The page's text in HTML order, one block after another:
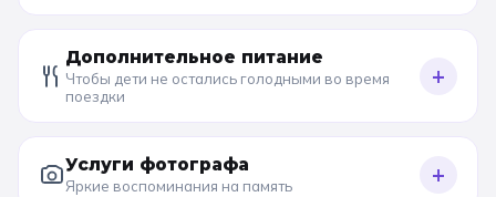
Дополнительное питание
Чтобы дети не остались голодными во время
поездки
+
Услуги фотографа
Яркие воспоминания на память +